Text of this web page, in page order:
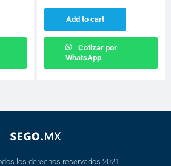
Add to cart
Cotizar por
WhatsApp
los derechos reservados 2021